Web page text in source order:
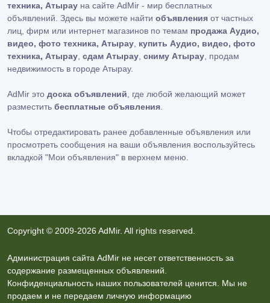
техника, Атырау на сайте AdMir - мир бесплатных
объявлений. Здесь вы можете найти объявления от частных
лиц, фирм или интернет магазинов по темам продажа Аудио,
видео, фото техника, Атырау купить Аудио, видео, фото
техника, Атырау сдам Атырау сниму Атырау , продам
недвижимость в городе Атырау.
AdMir это доска объявлений , где любой желающий может
разместить бесплатные объявления
Чтобы отредактировать ранее добавленные объявления или
просмотреть сообщения на ваши объявления воспользуйтесь
вкладкой "Мои объявления" в верхнем меню.
Copyright © 2009-2026 AdMir. All rights reserved.
Администрация сайта AdMir не несет ответственность за
содержание размещенных объявлений.
Конфиденциальность наших пользователей ценится. Мы не
продаем и не передаем личную информацию